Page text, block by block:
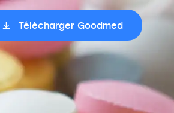
Télécharger Goodmed